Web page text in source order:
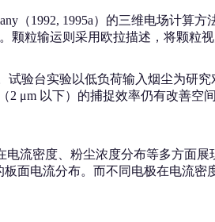
（1992, 1995a）的三维电场计算
颗粒输运则采用欧拉描述，将颗粒
验台实验以低负荷输入烟尘为研
μm 以下）的捕捉效率仍有改善
流密度、粉尘浓度分布等多方面
面电流分布。而不同电极在电流